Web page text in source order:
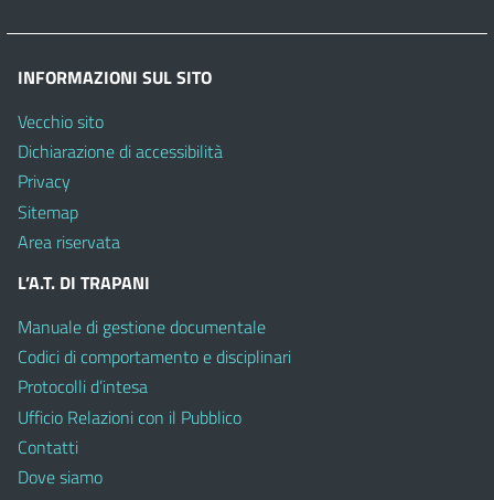
INFORMAZIONI SUL SITO
Vecchio sito
Dichiarazione di accessibilità
Privacy
Sitemap
Area riservata
L’A.T. DI TRAPANI
Manuale di gestione documentale
Codici di comportamento e disciplinari
Protocolli d’intesa
Ufficio Relazioni con il Pubblico
Contatti
Dove siamo